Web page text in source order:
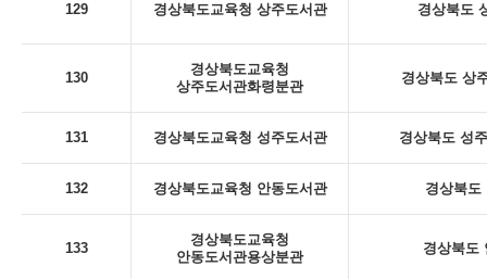
129 경상북도교육청 상주도서관 경상북도
130
경상북도교육청
상주도서관화령분관
경상북도 상
131 경상북도교육청 성주도서관 경상북도 성
132 경상북도교육청 안동도서관 경상북도
133
경상북도교육청
안동도서관용상분관
경상북도